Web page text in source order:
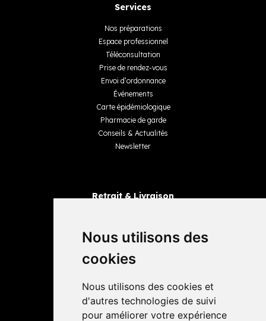
Nous utilisons des
cookies
Nous utilisons des cookies et
d'autres technologies de suivi
pour améliorer votre expérience
Services
Nos préparations
Espace professionnel
Téléconsultation
Prise de rendez-vous
Envoi d’ordonnance
Événements
Carte épidémiologique
Pharmacie de garde
Conseils & Actualités
Newsletter
Retrait & Livraison
Livraisons
4,4 / 5 65 avis